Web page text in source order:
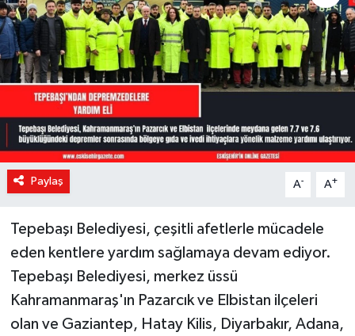
Paylaş A- A+
Tepebaşı Belediyesi, çeşitli afetlerle mücadele
eden kentlere yardım sağlamaya devam ediyor.
Tepebaşı Belediyesi, merkez üssü
Kahramanmaraş'ın Pazarcık ve Elbistan ilçeleri
olan ve Gaziantep, Hatay Kilis, Diyarbakır, Adana,